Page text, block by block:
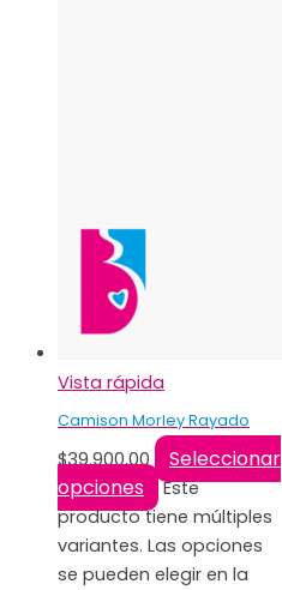
Vista rápida
Camison Morley Rayado
$39.900,00
Seleccionar
opciones
Este
producto tiene múltiples
variantes. Las opciones
se pueden elegir en la